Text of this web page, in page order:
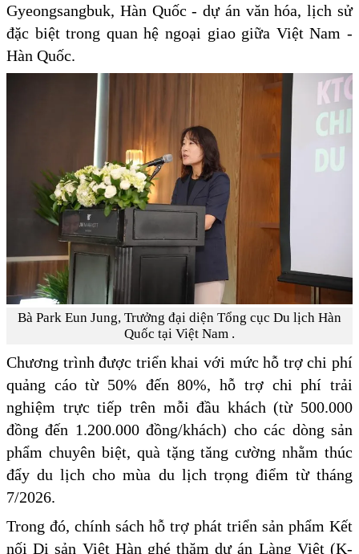
Gyeongsangbuk, Hàn Quốc - dự án văn hóa, lịch sử
đặc biệt trong quan hệ ngoại giao giữa Việt Nam -
Hàn Quốc.
Bà Park Eun Jung, Trưởng đại diện Tổng cục Du lịch Hàn
Quốc tại Việt Nam .
Chương trình được triển khai với mức hỗ trợ chi phí
quảng cáo từ 50% đến 80%, hỗ trợ chi phí trải
nghiệm trực tiếp trên mỗi đầu khách (từ 500.000
đồng đến 1.200.000 đồng/khách) cho các dòng sản
phẩm chuyên biệt, quà tặng tăng cường nhằm thúc
đẩy du lịch cho mùa du lịch trọng điểm từ tháng
7/2026.
Trong đó, chính sách hỗ trợ phát triển sản phẩm Kết
nối Di sản Việt Hàn ghé thăm dự án Làng Việt (K-